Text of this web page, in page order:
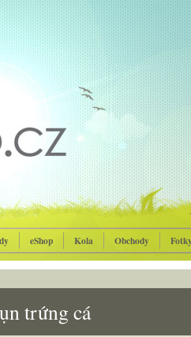
eShop Kola Obchody
trứng cá